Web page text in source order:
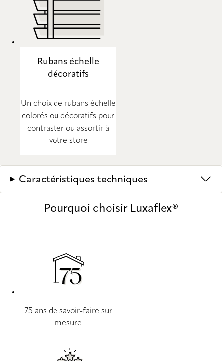
Rubans échelle
décoratifs
Un choix de rubans échelle
colorés ou décoratifs pour
contraster ou assortir à
votre store
Caractéristiques techniques
Pourquoi choisir Luxaflex®
75 ans de savoir-faire sur
mesure